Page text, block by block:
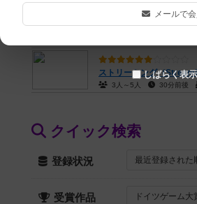
モエステイロ（
ストリーミング（
3人～5人 30分前後
クイック検索
登録状況 最近登録された
受賞作品 ドイツゲーム大
メールで
しばらく表